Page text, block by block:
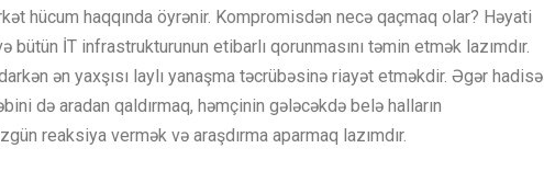
hücum haqqında öyrənir. Kompromisdən necə qaçmaq olar? Həyati
İT infrastrukturunun etibarlı qorunmasını təmin etmək lazımdır.
ən yaxşısı laylı yanaşma təcrübəsinə riayət etməkdir. Əgər hadisə
də aradan qaldırmaq, həmçinin gələcəkdə belə halların
reaksiya vermək və araşdırma aparmaq lazımdır.